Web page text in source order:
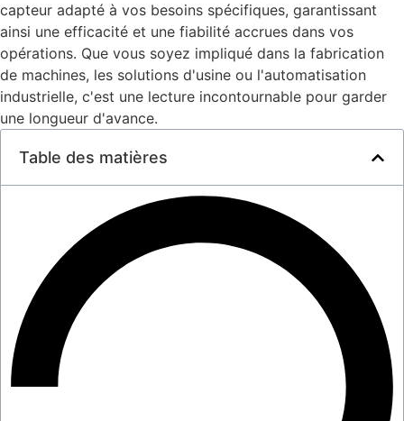
capteur adapté à vos besoins spécifiques, garantissant
ainsi une efficacité et une fiabilité accrues dans vos
opérations. Que vous soyez impliqué dans la fabrication
de machines, les solutions d'usine ou l'automatisation
industrielle, c'est une lecture incontournable pour garder
une longueur d'avance.
Table des matières